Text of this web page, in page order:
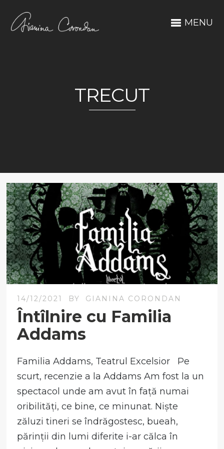
MENU
TRECUT
14/12/2021 BY GIANINA CORONDAN
Întîlnire cu Familia
Addams
Familia Addams, Teatrul Excelsior Pe
scurt, recenzie a la Addams Am fost la un
spectacol unde am avut în față numai
oribilități, ce bine, ce minunat. Niște
zăluzi tineri se îndrăgostesc, bueah,
părinții din lumi diferite i-ar călca în